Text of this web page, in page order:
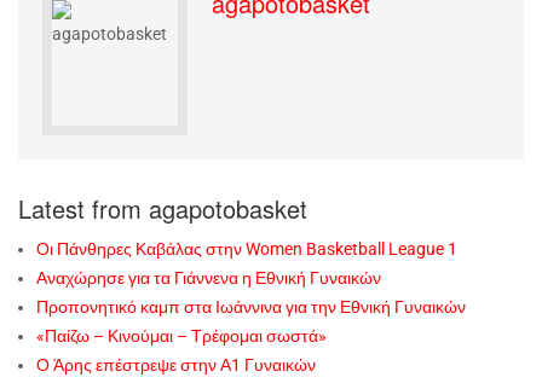
Latest from agapotobasket
Οι Πάνθηρες Καβάλας στην Women Basketball League 1
Αναχώρησε για τα Γιάννενα η Εθνική Γυναικών
Προπονητικό καμπ στα Ιωάννινα για την Εθνική Γυναικών
«Παίζω – Κινούμαι – Τρέφομαι σωστά»
Ο Άρης επέστρεψε στην Α1 Γυναικών